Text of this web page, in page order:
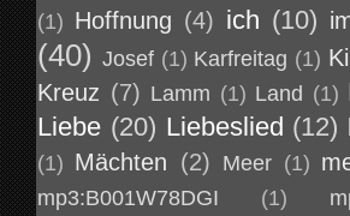
(1) Hoffnung (4) ich (10)
(40) Josef (1) Karfreitag (1)
Kreuz (7) Lamm (1) Land (1)
Liebe (20) Liebeslied (12)
(1) Mächten (2) Meer (1)
mp3:B001W78DGI (1)